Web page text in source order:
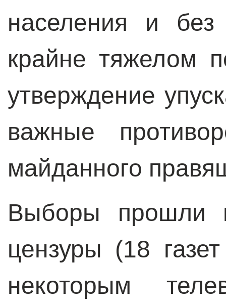
населения и без
крайне тяжелом
утверждение
важные
майданного
Выборы прошли
цензуры (18
некоторым